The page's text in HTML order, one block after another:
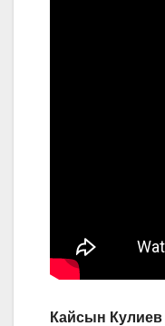
Кайсын Кулиев